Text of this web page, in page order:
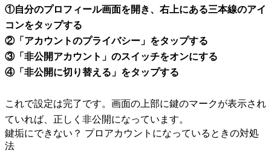
①自分のプロフィール画面を開き、右上にある三本線のアイ
コンをタップする
②「アカウントのプライバシー」をタップする
③「非公開アカウント」のスイッチをオンにする
④「非公開に切り替える」をタップする
これで設定は完了です。画面の上部に鍵のマークが表示され
ていれば、正しく非公開になっています。
鍵垢にできない？ プロアカウントになっているときの対処
法